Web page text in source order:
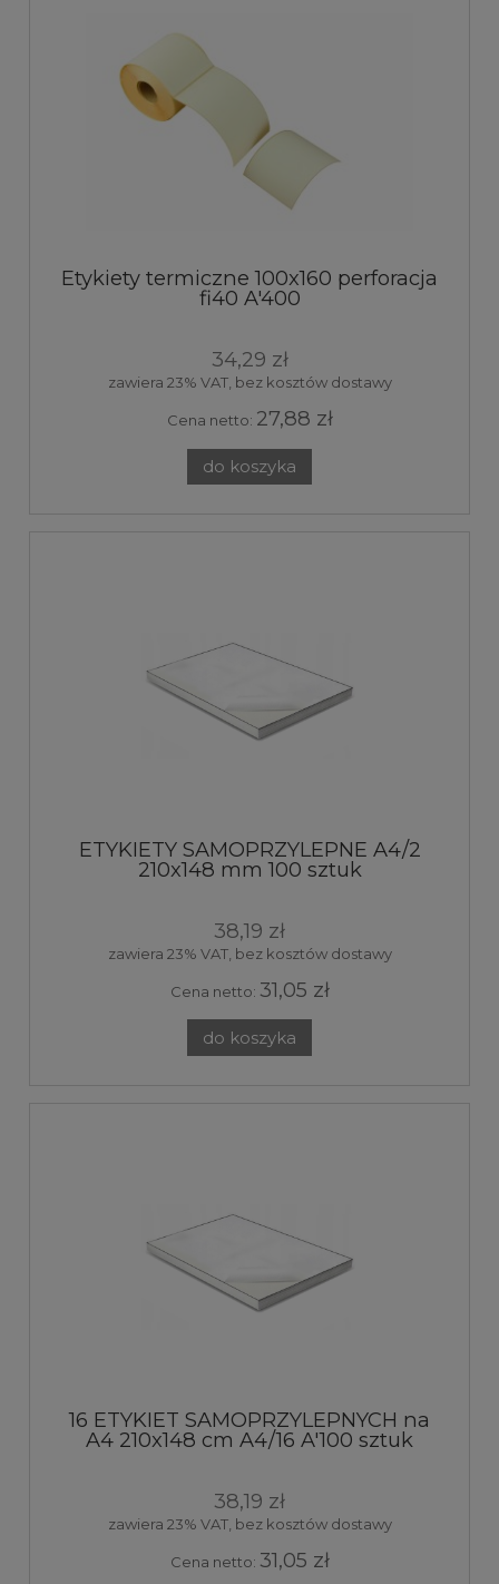
Etykiety termiczne 100x160 perforacja
fi40 A'400
34,29 zł
zawiera 23% VAT, bez kosztów dostawy
Cena netto: 27,88 zł
do koszyka
ETYKIETY SAMOPRZYLEPNE A4/2
210x148 mm 100 sztuk
38,19 zł
zawiera 23% VAT, bez kosztów dostawy
Cena netto: 31,05 zł
do koszyka
16 ETYKIET SAMOPRZYLEPNYCH na
A4 210x148 cm A4/16 A'100 sztuk
38,19 zł
zawiera 23% VAT, bez kosztów dostawy
Cena netto: 31,05 zł